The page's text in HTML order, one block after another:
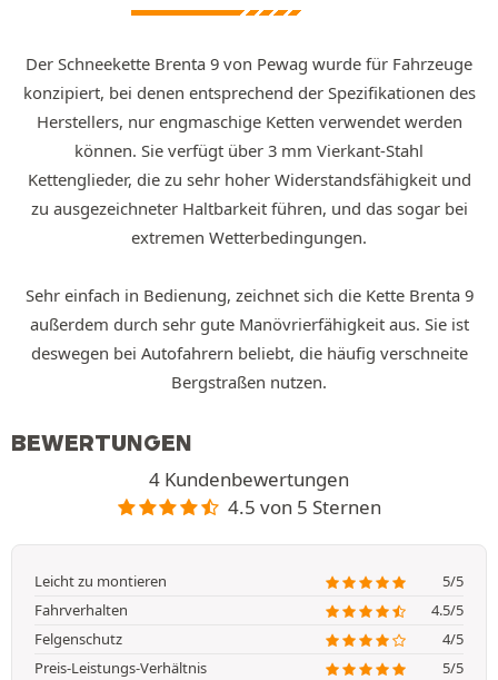
Der Schneekette Brenta 9 von Pewag wurde für Fahrzeuge
konzipiert, bei denen entsprechend der Spezifikationen des
Herstellers, nur engmaschige Ketten verwendet werden
können. Sie verfügt über 3 mm Vierkant-Stahl
Kettenglieder, die zu sehr hoher Widerstandsfähigkeit und
zu ausgezeichneter Haltbarkeit führen, und das sogar bei
extremen Wetterbedingungen.
Sehr einfach in Bedienung, zeichnet sich die Kette Brenta 9
außerdem durch sehr gute Manövrierfähigkeit aus. Sie ist
deswegen bei Autofahrern beliebt, die häufig verschneite
Bergstraßen nutzen.
BEWERTUNGEN
4 Kundenbewertungen
4.5 von 5 Sternen
Leicht zu montieren
5/5
Fahrverhalten
4.5/5
Felgenschutz
4/5
Preis-Leistungs-Verhältnis
5/5